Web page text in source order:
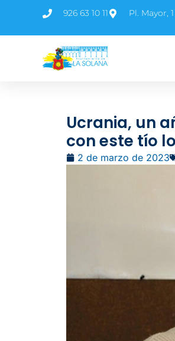
926 63 10 11 Pl. Mayor,
Ucrania, un
con este tío
2 de marzo de 2023